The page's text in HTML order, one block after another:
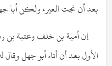
بعد أن نجت العير، ولكن أبا
إن أمية بن خلف وعتبة بن
الأول بعد أن أتاه أبو جهل